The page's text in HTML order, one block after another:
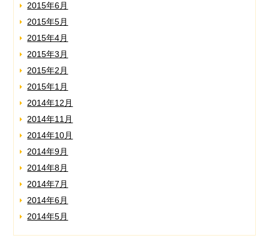
2015年6月
2015年5月
2015年4月
2015年3月
2015年2月
2015年1月
2014年12月
2014年11月
2014年10月
2014年9月
2014年8月
2014年7月
2014年6月
2014年5月